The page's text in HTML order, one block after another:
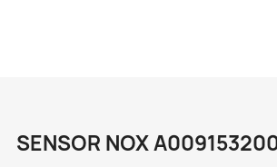
SENSOR NOX